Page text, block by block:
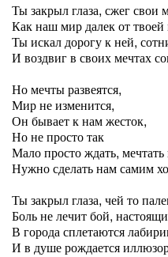
Ты закрыл глаза, сжег свои
Как наш мир далек от
Ты искал дорогу к ней,
И воздвиг в своих мечтах
Но мечты развеятся,
Мир не изменится,
Он бывает к нам жесток,
Но не просто так
Мало просто ждать, мечтать
Нужно сделать нам самим
Ты закрыл глаза, чей то
Боль не лечит бой,
В города сплетаются
И в душе рождается